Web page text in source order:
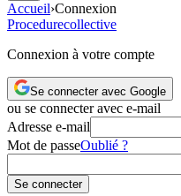
Accueil›Connexion
Procedurecollective
Connexion à votre compte
Se connecter avec Google
ou se connecter avec e-mail
Adresse e-mail
Mot de passeOublié ?
Se connecter